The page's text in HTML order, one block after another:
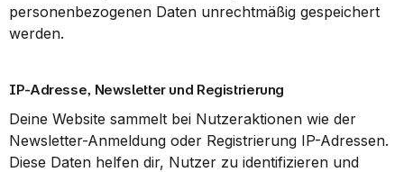
personenbezogenen Daten unrechtmäßig gespeichert
werden.
IP-Adresse, Newsletter und Registrierung
Deine Website sammelt bei Nutzeraktionen wie der
Newsletter-Anmeldung oder Registrierung IP-Adressen.
Diese Daten helfen dir, Nutzer zu identifizieren und